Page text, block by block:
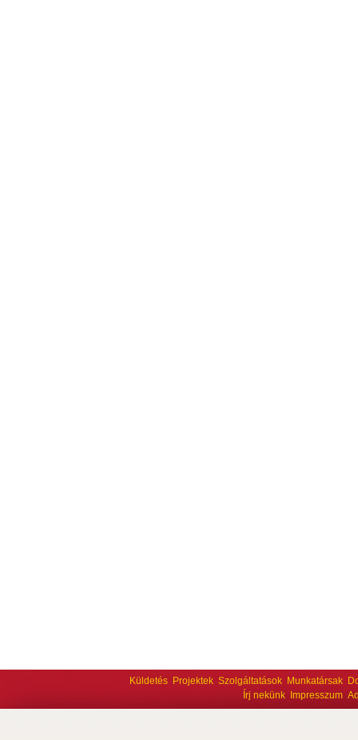
Küldetés Projektek Szolgáltatások Munkatársak
Írj nekünk
Impresszum